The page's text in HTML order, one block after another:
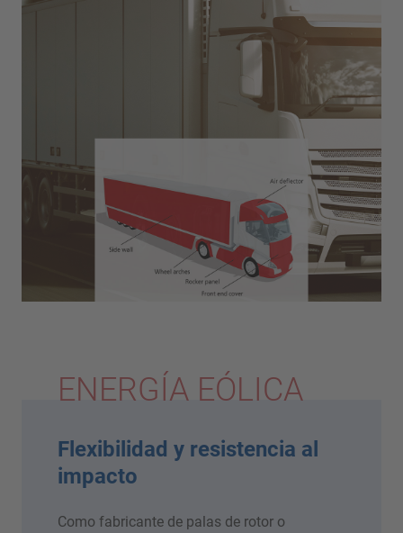
ENERGÍA EÓLICA
Flexibilidad y resistencia al
impacto
Como fabricante de palas de rotor o